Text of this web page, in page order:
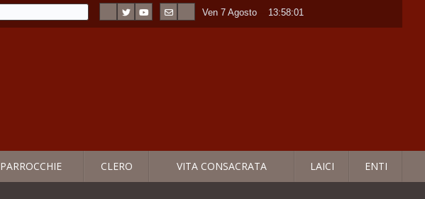
Ven 7 Agosto 13:58:02
PARROCCHIE CLERO VITA CONSACRATA LAICI ENTI